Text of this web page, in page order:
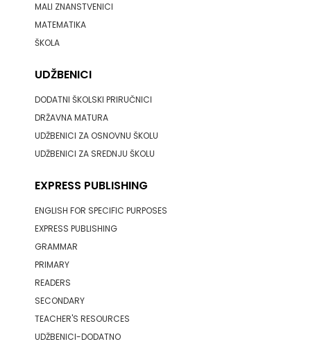
OMEGA
LAN
Pearson
PLANET
PLANETOPIJA
PLANJAX
KOMERC
POETIKA
PROFIL
PULS
MALI ZNANSTVENICI
MATEMATIKA
ŠKOLA
UDŽBENICI
DODATNI ŠKOLSKI PRIRUČNICI
DRŽAVNA MATURA
UDŽBENICI ZA OSNOVNU ŠKOLU
UDŽBENICI ZA SREDNJU ŠKOLU
EXPRESS PUBLISHING
ENGLISH FOR SPECIFIC PURPOSES
EXPRESS PUBLISHING
GRAMMAR
PRIMARY
READERS
SECONDARY
TEACHER'S RESOURCES
UDŽBENICI-DODATNO